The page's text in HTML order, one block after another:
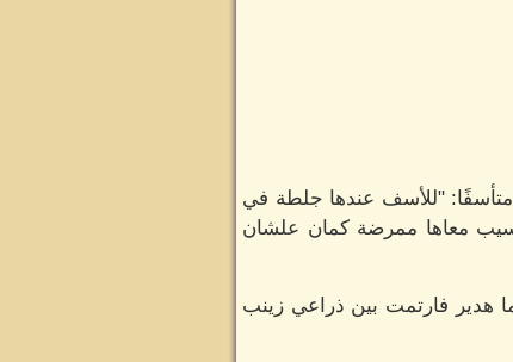
"للأسف عندها جلطة في
معاها ممرضة كمان علشان
هدير فارتمت بين ذراعي زينب